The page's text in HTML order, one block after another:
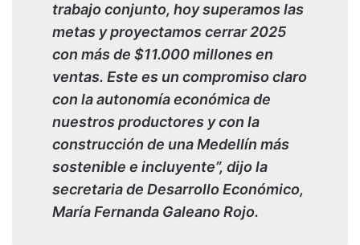
trabajo conjunto, hoy superamos las
metas y proyectamos cerrar 2025
con más de $11.000 millones en
ventas. Este es un compromiso claro
con la autonomía económica de
nuestros productores y con la
construcción de una Medellín más
sostenible e incluyente”, dijo la
secretaria de Desarrollo Económico,
María Fernanda Galeano Rojo.